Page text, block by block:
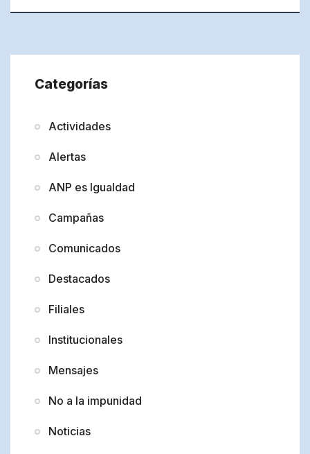
Categorías
Actividades
Alertas
ANP es Igualdad
Campañas
Comunicados
Destacados
Filiales
Institucionales
Mensajes
No a la impunidad
Noticias